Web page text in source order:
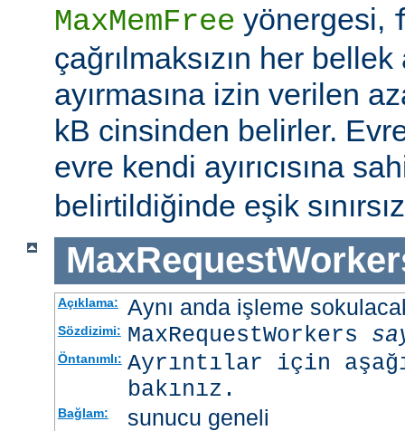
MaxMemFree yönergesi,
çağrılmaksızın her bellek
ayırmasına izin verilen
kB cinsinden belirler.
evre kendi ayırıcısına
belirtildiğinde eşik
Açıklama: Aynı anda işleme
Sözdizimi: MaxRequestWorkers
Öntanımlı: Ayrıntılar için
bakınız.
Bağlam: sunucu geneli